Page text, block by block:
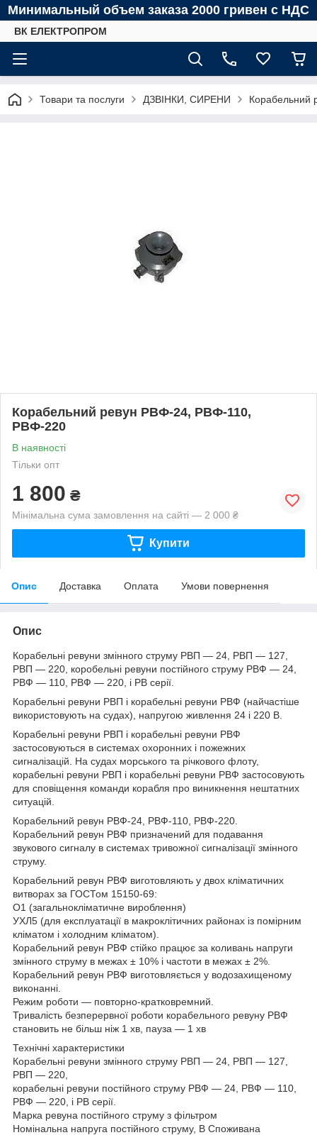
Минимальный объем заказа 2000 гривен с НДС
ВК ЕЛЕКТРОПРОМ
Товари та послуги ДЗВІНКИ, СИРЕНИ
Корабельний ревун РВФ-24, РВФ-110,
РВФ-220
В наявності
Тільки опт
1 800 ₴
Мінімальна сума замовлення на сайті — 2 000 ₴
Купити
Опис Доставка Оплата Умови повернення
Опис
Корабельні ревуни змінного струму РВП — 24, РВП — 127,
РВП — 220, коробельні ревуни постійного струму РВФ — 24,
РВФ — 110, РВФ — 220, і РВ серії.
Корабельні ревуни РВП і корабельні ревуни РВФ (найчастіше
використовують на судах), напругою живлення 24 і 220 В.
Корабельні ревуни РВП і корабельні ревуни РВФ
застосовуються в системах охоронних і пожежних
сигналізацій. На судах морського та річкового флоту,
корабельні ревуни РВП і корабельні ревуни РВФ застосовують
для сповіщення команди корабля про виникнення нештатних
ситуацій.
Корабельний ревун РВФ-24, РВФ-110, РВФ-220.
Корабельний ревун РВФ призначений для подавання
звукового сигналу в системах тривожної сигналізації змінного
струму.
Корабельний ревун РВФ виготовляють у двох кліматичних
витворах за ГОСТом 15150-69:
О1 (загальнокліматичне вироблення)
УХЛ5 (для експлуатації в макроклітичних районах із помірним
кліматом і холодним кліматом).
Корабельний ревун РВФ стійко працює за коливань напруги
змінного струму в межах ± 10% і частоти в межах ± 2%.
Корабельний ревун РВФ виготовляється у водозахищеному
виконанні.
Режим роботи — повторно-кратковремний.
Тривалість безперервної роботи корабельного ревуну РВФ
становить не більш ніж 1 хв, пауза — 1 хв
Технічні характеристики
Корабельні ревуни змінного струму РВП — 24, РВП — 127,
РВП — 220,
корабельні ревуни постійного струму РВФ — 24, РВФ — 110,
РВФ — 220, і РВ серії.
Марка ревуна постійного струму з фільтром
Номінальна напруга постійного струму, В Споживана